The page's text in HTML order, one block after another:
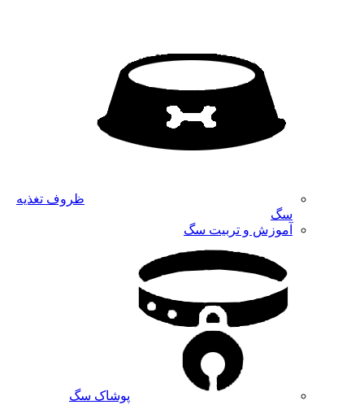
ظروف تغذیه
سگ
آموزش و تربیت سگ
پوشاک سگ